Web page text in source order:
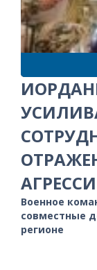
Военное
совместные
регионе